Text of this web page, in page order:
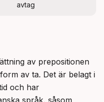
avtag
av prepositionen
av ta. Det är belagt i
och har
språk, såsom